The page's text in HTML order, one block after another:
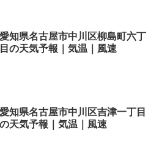
愛知県名古屋市中川区柳島町六丁
目の天気予報｜気温｜風速
愛知県名古屋市中川区吉津一丁目
の天気予報｜気温｜風速